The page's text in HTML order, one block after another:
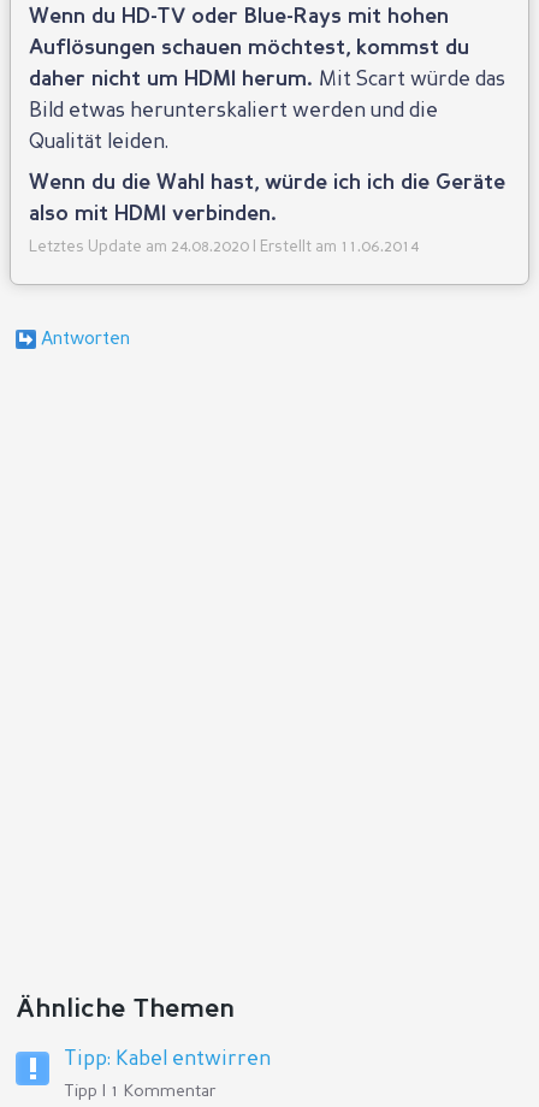
Wenn du HD-TV oder Blue-Rays mit hohen
Auflösungen schauen möchtest, kommst du
daher nicht um HDMI herum. Mit Scart würde das
Bild etwas herunterskaliert werden und die
Qualität leiden.
Wenn du die Wahl hast, würde ich ich die Geräte
also mit HDMI verbinden.
Letztes Update am 24.08.2020 | Erstellt am 11.06.2014
Ähnliche Themen
Tipp: Kabel entwirren
Tipp | 1 Kommentar